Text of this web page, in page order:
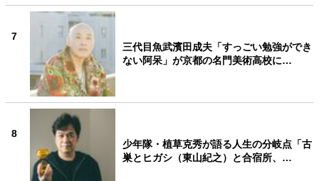
7
三代目魚武濱田成夫「すっごい勉強ができ
ない阿呆」が京都の名門美術高校に…
8
少年隊・植草克秀が語る人生の分岐点「古
巣とヒガシ（東山紀之）と合宿所、…